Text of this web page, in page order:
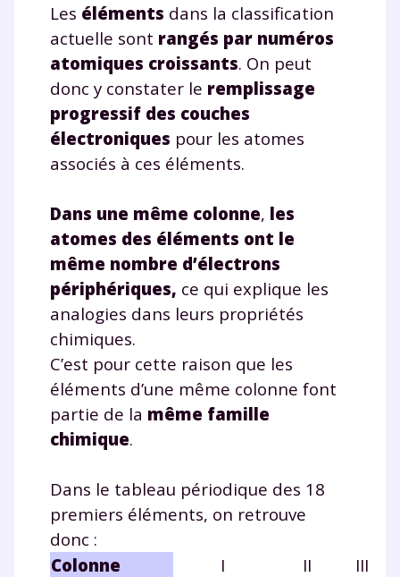
Les éléments dans la classification
actuelle sont rangés par numéros
atomiques croissants. On peut
donc y constater le remplissage
progressif des couches
électroniques pour les atomes
associés à ces éléments.
Dans une même colonne, les
atomes des éléments ont le
même nombre d’électrons
périphériques, ce qui explique les
analogies dans leurs propriétés
chimiques.
C’est pour cette raison que les
éléments d’une même colonne font
partie de la même famille
chimique.
Dans le tableau périodique des 18
premiers éléments, on retrouve
donc :
Colonne
I II
III